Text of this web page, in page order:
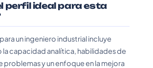
perfil ideal para esta
un ingeniero industrial incluye
la capacidad analítica, habilidades de
problemas y un enfoque en la mejora